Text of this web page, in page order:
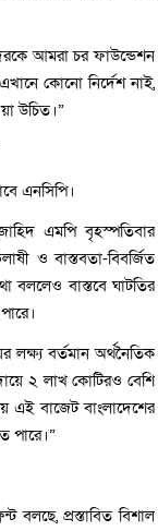
আমরা চর ফাউন্ডেশন
কোনো নির্দেশ নাই,
উচিত।”
এনসিপি।
এমপি বৃহস্পতিবার
ও বাস্তবতা-বিবর্জিত
বললেও বাস্তবে ঘাটতির
লক্ষ্য বর্তমান অর্থনৈতিক
২ লাখ কোটিরও বেশি
এই বাজেট বাংলাদেশের
পারে।”
বলছে, প্রস্তাবিত বিশাল